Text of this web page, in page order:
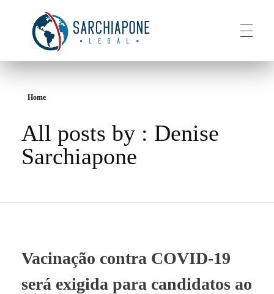
ABOUT
BLOG
Home
All posts by : Denise
Sarchiapone
Vacinação contra COVID-19
será exigida para candidatos ao